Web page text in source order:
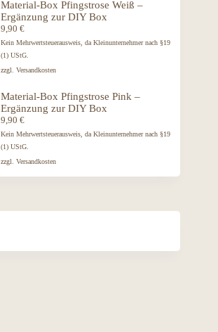
Material-Box Pfingstrose Weiß –
Ergänzung zur DIY Box
9,90€
Kein Mehrwertsteuerausweis, da Kleinunternehmer nach §19
(1) UStG.
zzgl.Versandkosten
Material-Box Pfingstrose Pink –
Ergänzung zur DIY Box
9,90€
Kein Mehrwertsteuerausweis, da Kleinunternehmer nach §19
(1) UStG.
zzgl.Versandkosten